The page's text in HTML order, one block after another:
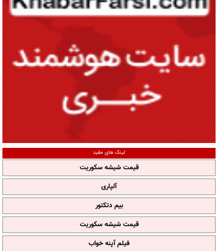
لینک های مفید
قیمت شیشه سکوریت
آلپاری
بیم دتکتور
قیمت شیشه سکوریت
فیلم آپنه خواب